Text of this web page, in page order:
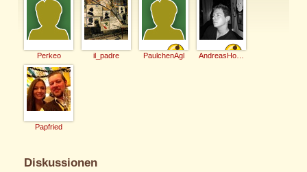
Perkeo il_padre PaulchenAgl
Papfried
Diskussionen